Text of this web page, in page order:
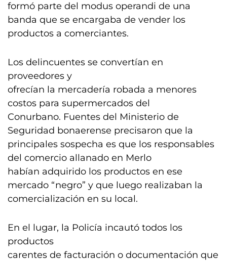
formó parte del modus operandi de una
banda que se encargaba de vender los
productos a comerciantes.
Los delincuentes se convertían en
proveedores y
ofrecían la mercadería robada a menores
costos para supermercados del
Conurbano. Fuentes del Ministerio de
Seguridad bonaerense precisaron que la
principales sospecha es que los responsables
del comercio allanado en Merlo
habían adquirido los productos en ese
mercado “negro” y que luego realizaban la
comercialización en su local.
En el lugar, la Policía incautó todos los
productos
carentes de facturación o documentación que